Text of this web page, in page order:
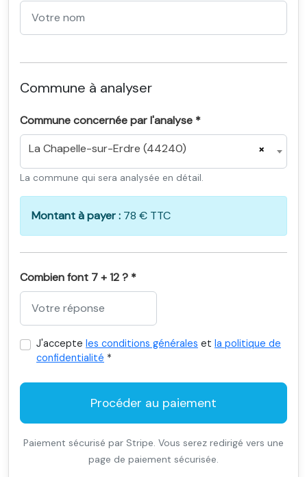
Commune à analyser
Commune concernée par l'analyse *
×
La Chapelle-sur-Erdre (44240)
La commune qui sera analysée en détail.
Montant à payer : 78 € TTC
Combien font 7 + 12 ? *
J'accepte les conditions générales et la politique de
confidentialité *
Procéder au paiement
Paiement sécurisé par Stripe. Vous serez redirigé vers une
page de paiement sécurisée.